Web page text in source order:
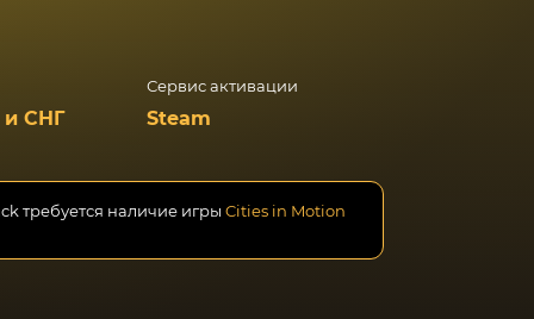
и СНГ
Сервис активации
Steam
требуется наличие игры Cities in Motion